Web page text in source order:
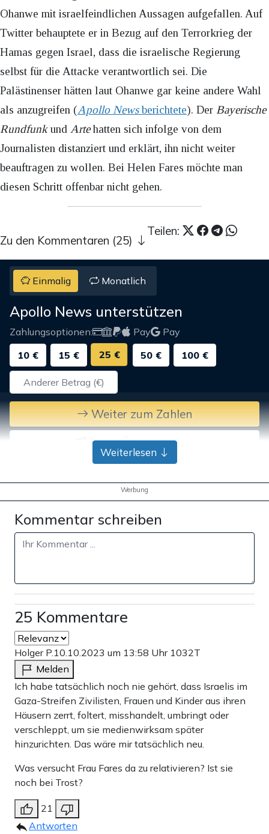
Ohanwe mit israelfeindlichen Aussagen aufgefallen. Auf
Twitter behauptete er in Bezug auf den Terrorkrieg der
Hamas gegen Israel, dass die israelische Regierung
selbst für die Attacke verantwortlich sei. Die
Palästinenser hätten laut Ohanwe gar keine andere Wahl
als anzugreifen (Apollo Newsberichtete). Der Bayerische
Rundfunkund Artehatten sich infolge von dem
Journalisten distanziert und erklärt, ihn nicht weiter
beauftragen zu wollen. Bei Helen Fares möchte man
diesen Schritt offenbar nicht gehen.
Teilen:
Zu den Kommentaren (25)
Einmalig Monatlich
Apollo News unterstützen
Zahlungsoptionen: Pay
Pay
10 €
15 € 25 € 50 € 100 €
Weiter zum Zahlen
Bank-Überweisung
Weiterlesen
Werbung
Kommentar schreiben
25 Kommentare
Holger P. 10.10.2023 um 13:58 Uhr 1032T
Melden
Ich habe tatsächlich noch nie gehört, dass Israelis im
Gaza-Streifen Zivilisten, Frauen und Kinder aus ihren
Häusern zerrt, foltert, misshandelt, umbringt oder
verschleppt, um sie medienwirksam später
hinzurichten. Das wäre mir tatsächlich neu.
Was versucht Frau Fares da zu relativieren? Ist sie
noch bei Trost?
21
Antworten